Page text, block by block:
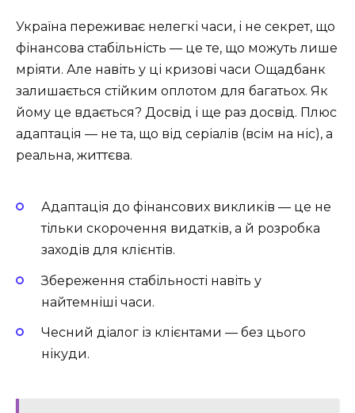
Україна переживає нелегкі часи, і не секрет, що
фінансова стабільність — це те, що можуть лише
мріяти. Але навіть у ці кризові часи Ощадбанк
залишається стійким оплотом для багатьох. Як
йому це вдається? Досвід і ще раз досвід. Плюс
адаптація — не та, що від серіалів (всім на ніс), а
реальна, життєва.
Адаптація до фінансових викликів — це не
тільки скорочення видатків, а й розробка
заходів для клієнтів.
Збереження стабільності навіть у
найтемніші часи.
Чесний діалог із клієнтами — без цього
нікуди.